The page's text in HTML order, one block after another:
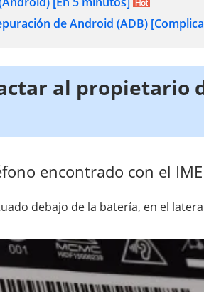
de Android (ADB)
al propietario
encontrado con el
debajo de la batería, en el